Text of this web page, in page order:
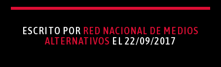
ESCRITO POR RED NACIONAL DE MEDIOS
ALTERNATIVOS EL 22/09/2017